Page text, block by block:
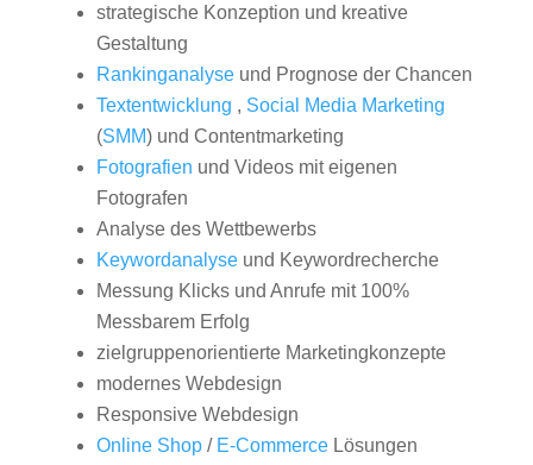
strategische Konzeption und kreative
Gestaltung
Rankinganalyseund Prognose der Chancen
Textentwicklung , Social Media Marketing
(SMM) und Contentmarketing
Fotografien und Videos mit eigenen
Fotografen
Analyse des Wettbewerbs
Keywordanalyseund Keywordrecherche
Messung Klicks und Anrufe mit 100%
Messbarem Erfolg
zielgruppenorientierte Marketingkonzepte
modernes Webdesign
Responsive Webdesign
Online Shop/ E-CommerceLösungen